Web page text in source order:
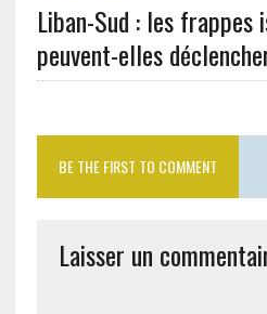
Liban-Sud : les frappes
peuvent-elles
BE THE FIRST TO COMMENT
Laisser un